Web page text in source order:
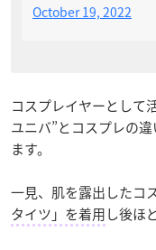
October 19, 2022
コスプレイヤーとして
ユニバ”とコスプレの
ます。
一見、肌を露出したコ
タイツ」を着用し後ほ